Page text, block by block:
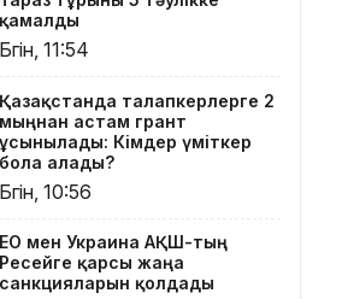
қазақстандық
жүргізушілерге
маңызды
жасады
Тоқаев
Ардақ
Әмірқұловтың
отбасына
көңіл
айтты
қамалды
Бүгін, 11:54
Қазақстанда талапкерлерге 2
мыңнан астам грант
ұсынылады: Кімдер үміткер
бола алады?
Бүгін, 10:56
ЕО мен Украина АҚШ-тың
Ресейге қарсы жаңа
санкцияларын қолдады